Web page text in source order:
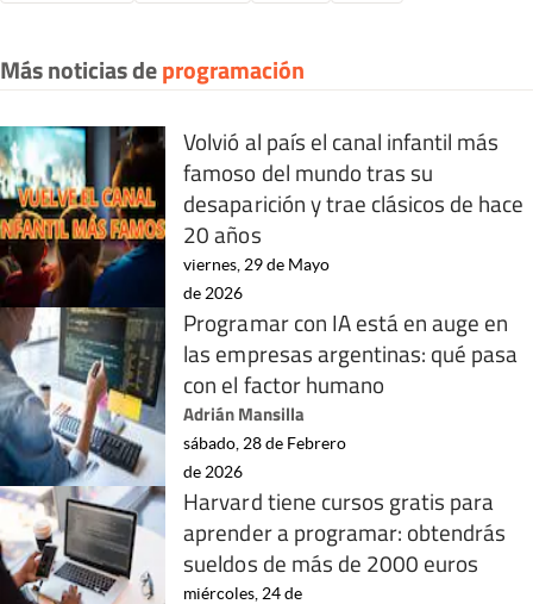
Más noticias deprogramación
Volvió al país el canal infantil más
famoso del mundo tras su
desaparición y trae clásicos de hace
20 años
viernes, 29 de Mayo
de 2026
Programar con IA está en auge en
las empresas argentinas: qué pasa
con el factor humano
Adrián Mansilla
sábado, 28 de Febrero
de 2026
Harvard tiene cursos gratis para
aprender a programar: obtendrás
sueldos de más de 2000 euros
miércoles, 24 de